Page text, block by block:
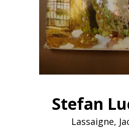
Stefan
Lassaigne,